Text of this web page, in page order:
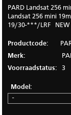
PARD Landsat 256
Landsat 256 mini
19/30-***/LRF
Productcode:
Merk:
Voorraadstatus:
3
Model: